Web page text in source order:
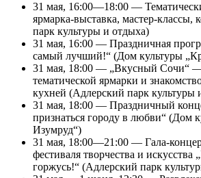
31 мая, 16:00—18:00 —
ярмарка-выставка, мастер-классы,
парк культуры и отдыха)
31 мая, 16:00 — Праздничная
самый лучший!“ (Дом культуры
31 мая, 18:00 — „Вкусный Сочи“
тематической ярмарки и
кухней (Адлерский парк культуры
31 мая, 18:00 — Праздничный
признаться городу в любви“ (Дом
Изумруд“)
31 мая, 18:00—21:00 — Гала-
фестиваля творчества и
горжусь!“ (Адлерский парк